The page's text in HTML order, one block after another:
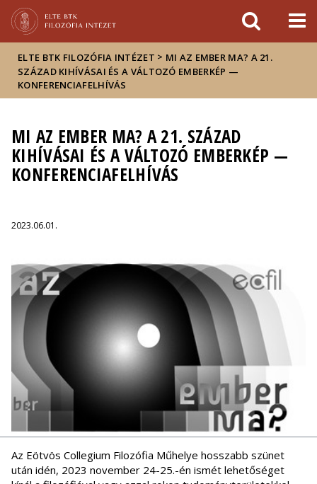
sajtóban
ELTE BTK FILOZÓFIA INTÉZET > MI AZ EMBER MA? A 21.
SZÁZAD KIHÍVÁSAI ÉS A VÁLTOZÓ EMBERKÉP —
KONFERENCIAFELHÍVÁS
MI AZ EMBER MA? A 21. SZÁZAD
KIHÍVÁSAI ÉS A VÁLTOZÓ EMBERKÉP —
KONFERENCIAFELHÍVÁS
2023.06.01.
Az Eötvös Collegium Filozófia Műhelye hosszabb szünet
után idén, 2023 november 24-25.-én ismét lehetőséget